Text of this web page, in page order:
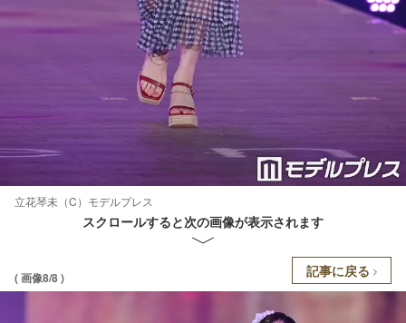
立花琴未（C）モデルプレス
スクロールすると次の画像が表示されます
( 画像8/8 ) 記事に戻る